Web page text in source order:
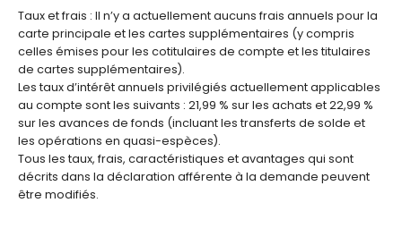
Taux et frais : Il n’y a actuellement aucuns frais annuels pour la
carte principale et les cartes supplémentaires (y compris
celles émises pour les cotitulaires de compte et les titulaires
de cartes supplémentaires).
Les taux d’intérêt annuels privilégiés actuellement applicables
au compte sont les suivants : 21,99 % sur les achats et 22,99 %
sur les avances de fonds (incluant les transferts de solde et
les opérations en quasi-espèces).
Tous les taux, frais, caractéristiques et avantages qui sont
décrits dans la déclaration afférente à la demande peuvent
être modifiés.